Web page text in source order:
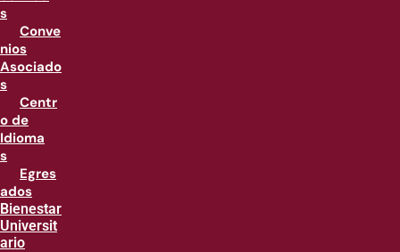
s
Conve
nios
Asociado
s
Centr
o de
Idioma
s
Egres
ados
Bienestar
Universit
ario